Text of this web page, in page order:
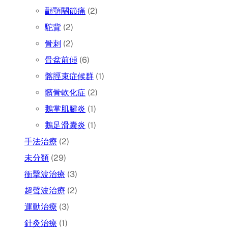
顳顎關節痛 (2)
駝背 (2)
骨刺 (2)
骨盆前傾 (6)
髂脛束症候群 (1)
髕骨軟化症 (2)
鵝掌肌腱炎 (1)
鵝足滑囊炎 (1)
手法治療 (2)
未分類 (29)
衝擊波治療 (3)
超聲波治療 (2)
運動治療 (3)
針灸治療 (1)